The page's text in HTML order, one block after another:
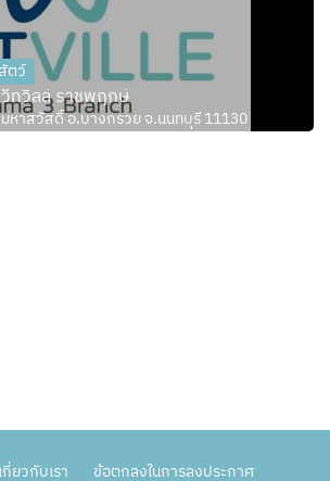
ตว์
ทวิลล์ ราชพฤกษ์
หาสวัสดิ์ อ.บางกรวย จ.นนทบุรี 11130
เกี่ยวกับเรา ข้อตกลงในการลงประกาศ